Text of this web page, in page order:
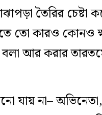
তৈরির
তো কারও কোনও
বলা আর করার
যায় না–